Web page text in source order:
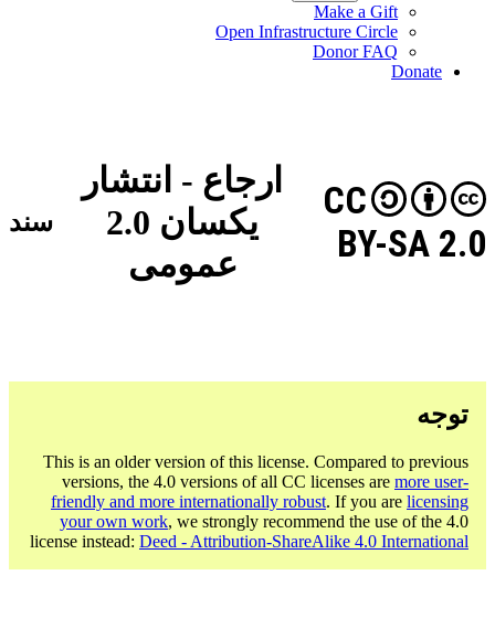
Make a Gift
Open Infrastructure Circle
Donor FAQ
Donate
ارجاع - انتشار
یکسان 2.0
عمومی
CC
BY-SA 2.0
سند
توجه
This is an older version of this license. Compared to previous
versions, the 4.0 versions of all CC licenses are more user-
friendly and more internationally robust. If you are licensing
your own work, we strongly recommend the use of the 4.0
license instead: Deed - Attribution-ShareAlike 4.0 International